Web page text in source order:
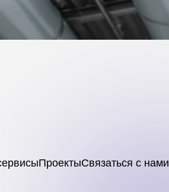
ПроектыСвязаться с нами